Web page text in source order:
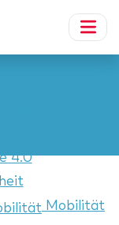
4.0
Mobilität